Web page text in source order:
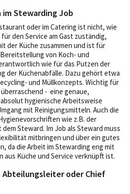
Stewarding Job
oder im Catering ist nicht, wie
den Service am Gast zuständig,
der Küche zusammen und ist für
von Koch- und
wie für das Putzen der
der Küchenabfälle. Dazu gehört etwa
und Müllkonzepts. Wichtig für
- eine genaue,
hygienische Arbeitsweise
mit Reinigungsmitteln. Auch die
wie z.B. der
Steward. Im Job als Steward muss
mitbringen und über ein gutes
da die Arbeit im Stewarding eng mit
aus Küche und Service verknüpft ist.
oder Chief